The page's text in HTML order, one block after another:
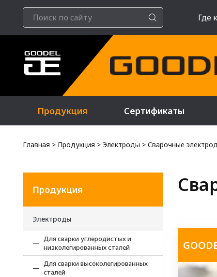
Где
Продукция Сертификаты
Главная > Продукция > Электроды > Сварочные
Продукция
Электроды
Для сварки углеродистых и
низколегированных сталей
Для сварки высоколегированных
сталей